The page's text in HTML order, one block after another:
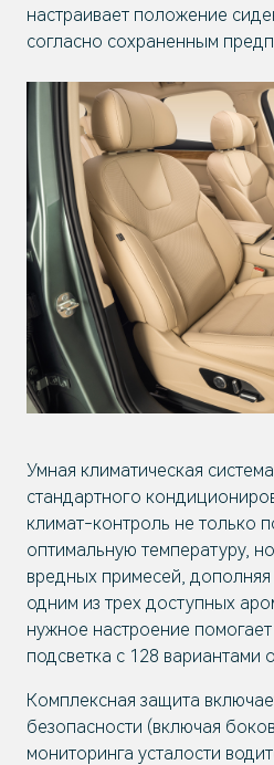
настраивает положение
согласно сохраненным
Умная климатическая
стандартного
климат-контроль не только
оптимальную температуру,
вредных примесей,
одним из трех доступных
нужное настроение
подсветка с 128 вариантами
Комплексная защита
безопасности (включая
мониторинга усталости